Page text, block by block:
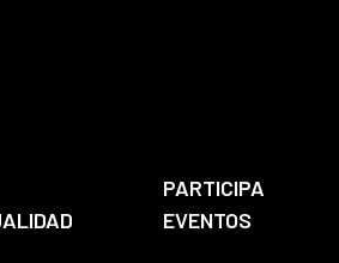
PARTICIPA
EVENTOS